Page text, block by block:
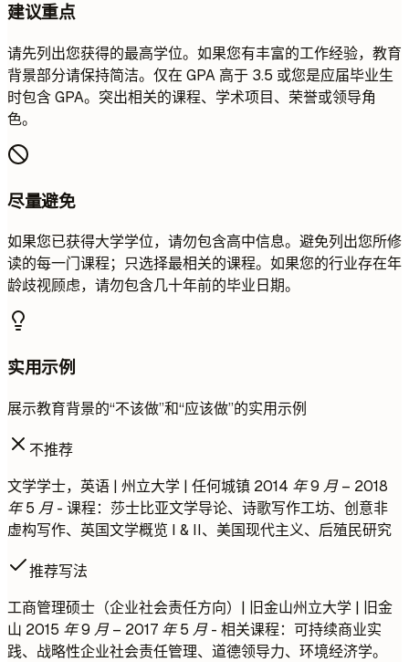
建议重点
请先列出您获得的最高学位。如果您有丰富的工作经验，教育
背景部分请保持简洁。仅在 GPA 高于 3.5 或您是应届毕业生
时包含 GPA。突出相关的课程、学术项目、荣誉或领导角
色。
尽量避免
如果您已获得大学学位，请勿包含高中信息。避免列出您所修
读的每一门课程；只选择最相关的课程。如果您的行业存在年
龄歧视顾虑，请勿包含几十年前的毕业日期。
实用示例
展示教育背景的“不该做”和“应该做”的实用示例
不推荐
文学学士，英语 | 州立大学 | 任何城镇 2014 年 9 月 – 2018
年 5 月- 课程：莎士比亚文学导论、诗歌写作工坊、创意非
虚构写作、英国文学概览 I & II、美国现代主义、后殖民研究
推荐写法
工商管理硕士（企业社会责任方向）| 旧金山州立大学 | 旧金
山 2015 年 9 月 – 2017 年 5 月- 相关课程：可持续商业实
践、战略性企业社会责任管理、道德领导力、环境经济学。